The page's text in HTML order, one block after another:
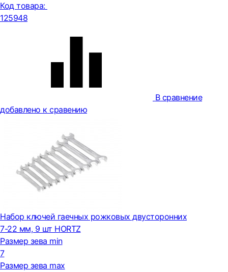
Код товара:
125948
В сравнение
добавлено к сравению
Набор ключей гаечных рожковых двусторонних
7-22 мм, 9 шт HORTZ
Размер зева min
7
Размер зева max